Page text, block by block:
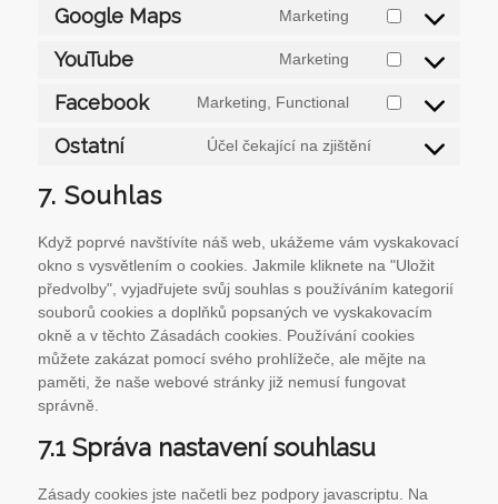
adobe-
google-
Google Maps Marketing
Consent
google-
YouTube Marketing
Consent
youtube
Facebook Marketing, Functional
Consent
to
Ostatní Účel čekající na zjištění
Consent
7. Souhlas
Když poprvé navštívíte náš web, ukážeme vám vyskakovací
okno s vysvětlením o cookies. Jakmile kliknete na "Uložit
předvolby", vyjadřujete svůj souhlas s používáním kategorií
souborů cookies a doplňků popsaných ve vyskakovacím
okně a v těchto Zásadách cookies. Používání cookies
můžete zakázat pomocí svého prohlížeče, ale mějte na
paměti, že naše webové stránky již nemusí fungovat
správně.
7.1 Správa nastavení souhlasu
Zásady cookies jste načetli bez podpory javascriptu. Na